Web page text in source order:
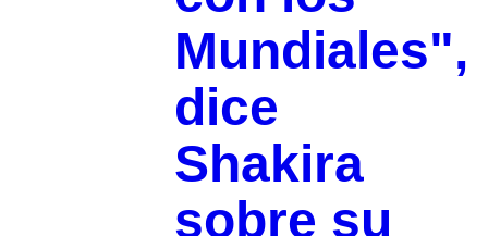
Mundiales",
dice
Shakira
sobre su